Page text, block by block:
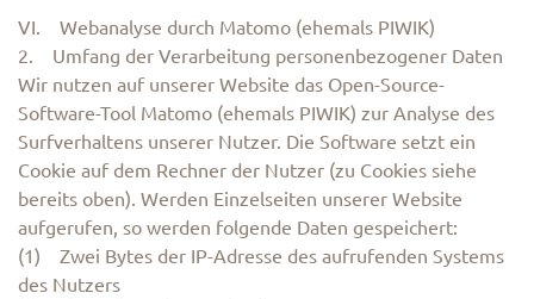
VI. Webanalyse durch Matomo (ehemals PIWIK)
2. Umfang der Verarbeitung personenbezogener Daten
Wir nutzen auf unserer Website das Open-Source-
Software-Tool Matomo (ehemals PIWIK) zur Analyse des
Surfverhaltens unserer Nutzer. Die Software setzt ein
Cookie auf dem Rechner der Nutzer (zu Cookies siehe
bereits oben). Werden Einzelseiten unserer Website
aufgerufen, so werden folgende Daten gespeichert:
(1) Zwei Bytes der IP-Adresse des aufrufenden Systems
des Nutzers